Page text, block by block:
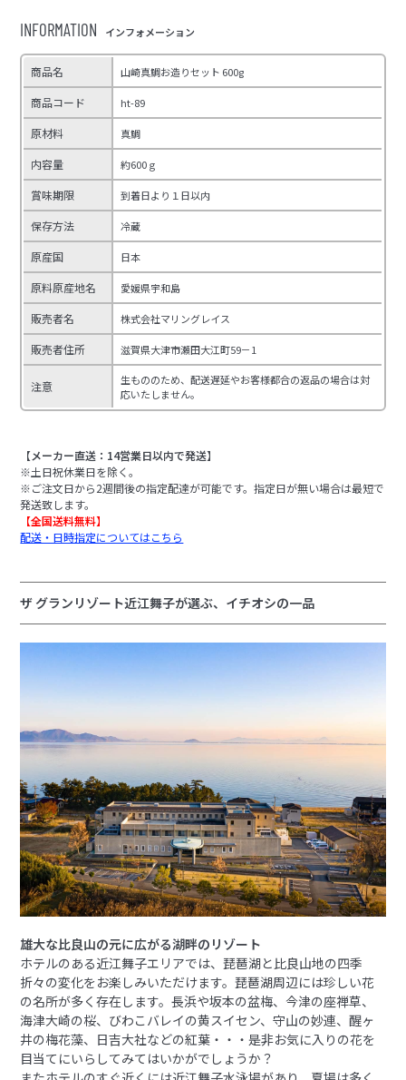
INFORMATION インフォメーション
商品名 山崎真鯛お造りセット 600g
商品コード ht-89
原材料 真鯛
内容量 約600ｇ
賞味期限 到着日より１日以内
保存方法 冷蔵
原産国 日本
原料原産地名 愛媛県宇和島
販売者名 株式会社マリングレイス
販売者住所 滋賀県大津市瀬田大江町59－1
注意
生もののため、配送遅延やお客様都合の返品の場合は対
応いたしません。
【メーカー直送：14営業日以内で発送】
※土日祝休業日を除く。
※ご注文日から2週間後の指定配達が可能です。指定日が無い場合は最短で
発送致します。
【全国送料無料】
配送・日時指定についてはこちら
ザ グランリゾート近江舞子が選ぶ、イチオシの一品
雄大な比良山の元に広がる湖畔のリゾート
ホテルのある近江舞子エリアでは、琵琶湖と比良山地の四季
折々の変化をお楽しみいただけます。琵琶湖周辺には珍しい花
の名所が多く存在します。長浜や坂本の盆梅、今津の座禅草、
海津大崎の桜、びわこバレイの黄スイセン、守山の妙連、醒ヶ
井の梅花藻、日吉大社などの紅葉・・・是非お気に入りの花を
目当てにいらしてみてはいかがでしょうか？